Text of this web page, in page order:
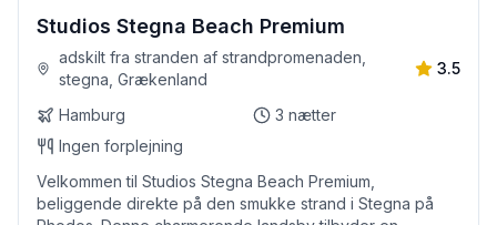
Studios Stegna Beach Premium
adskilt fra stranden af strandpromenaden,
stegna, Grækenland
3.5
Hamburg 3 nætter
Ingen forplejning
Velkommen til Studios Stegna Beach Premium,
beliggende direkte på den smukke strand i Stegna på